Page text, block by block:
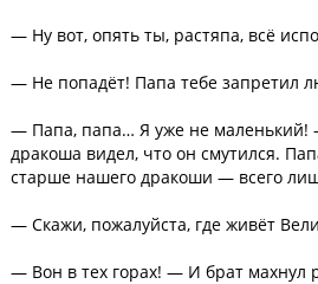
— Ну вот, опять ты, растяпа, всё
— Не попадёт! Папа тебе запретил
— Папа, папа… Я уже не маленький!
дракоша видел, что он смутился.
старше нашего дракоши — всего
— Скажи, пожалуйста, где живёт
— Вон в тех горах! — И брат махнул